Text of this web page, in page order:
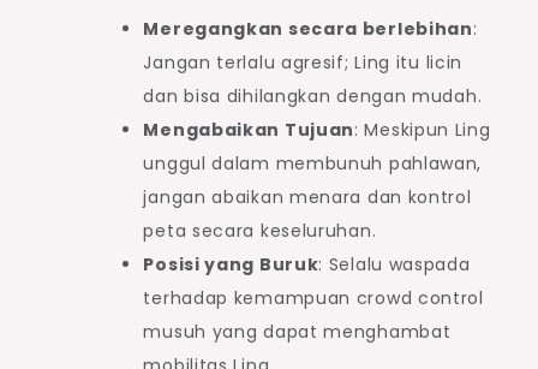
Meregangkan secara berlebihan:
Jangan terlalu agresif; Ling itu licin
dan bisa dihilangkan dengan mudah.
Mengabaikan Tujuan: Meskipun Ling
unggul dalam membunuh pahlawan,
jangan abaikan menara dan kontrol
peta secara keseluruhan.
Posisi yang Buruk: Selalu waspada
terhadap kemampuan crowd control
musuh yang dapat menghambat